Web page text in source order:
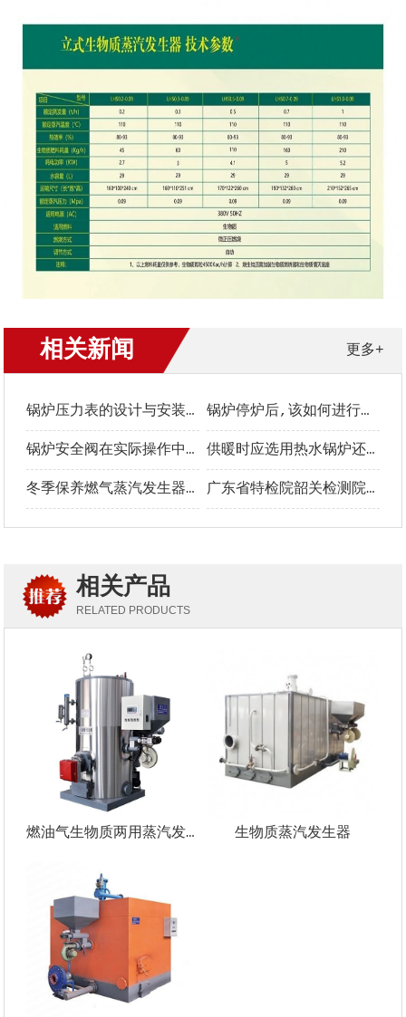
更多+
相关新闻
锅炉压力表的设计与安装注意事项 锅炉停炉后,该如何进行保养？
锅炉安全阀在实际操作中应注意哪些问题 供暖时应选用热水锅炉还是蒸汽锅炉？
冬季保养燃气蒸汽发生器需要注意什么？ 广东省特检院韶关检测院“三强化三提升”保障食品企业锅炉安全运行
相关产品
RELATED PRODUCTS
燃油气生物质两用蒸汽发生器 生物质蒸汽发生器